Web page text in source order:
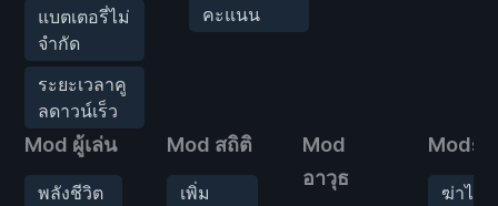
แบตเตอรี่ไม่
จำกัด
ระยะเวลาคู
ลดาวน์เร็ว
คะแนน
Mod ผู้เล่น
พลังชีวิต
Mod สถิติ
เพิ่ม
Mod
อาวุธ
Mods
ฆ่าได้